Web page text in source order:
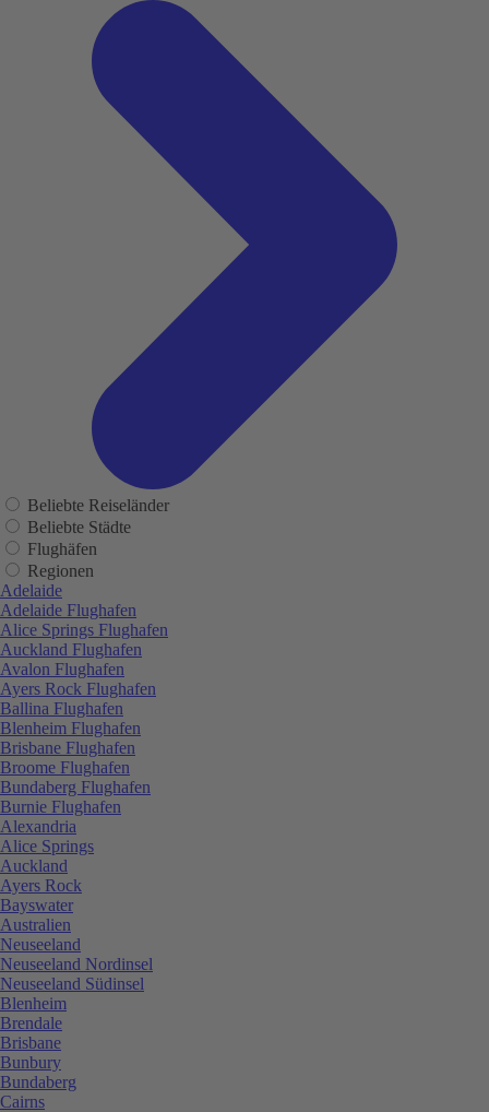
Beliebte Reiseländer
Beliebte Städte
Flughäfen
Regionen
Adelaide
Adelaide Flughafen
Alice Springs Flughafen
Auckland Flughafen
Avalon Flughafen
Ayers Rock Flughafen
Ballina Flughafen
Blenheim Flughafen
Brisbane Flughafen
Broome Flughafen
Bundaberg Flughafen
Burnie Flughafen
Alexandria
Alice Springs
Auckland
Ayers Rock
Bayswater
Australien
Neuseeland
Neuseeland Nordinsel
Neuseeland Südinsel
Blenheim
Brendale
Brisbane
Bunbury
Bundaberg
Cairns